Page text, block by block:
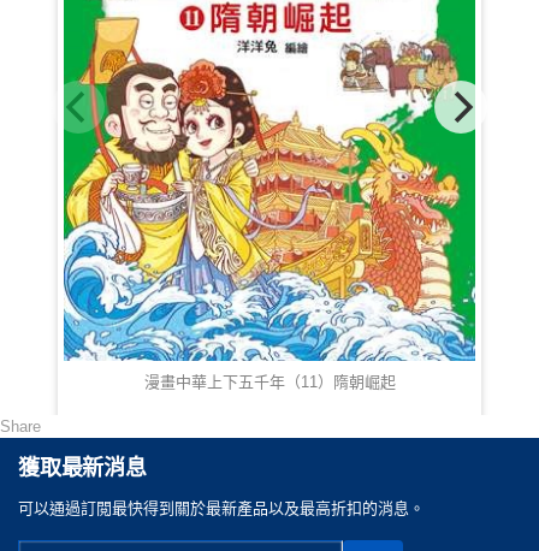
漫畫中華上下五千年（11）隋朝崛起
Share
獲取最新消息
可以通過訂閲最快得到關於最新產品以及最高折扣的消息。